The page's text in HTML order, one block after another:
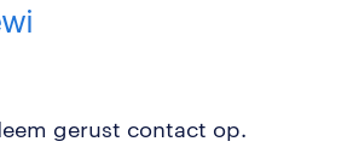
gerust contact op.